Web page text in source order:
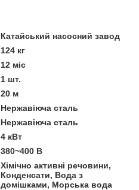
Катайський насосний завод
124 кг
12 міс
1 шт.
20 м
Нержавіюча сталь
Нержавіюча сталь
4 кВт
380~400 В
Хімічно активні речовини,
Конденсати, Вода з
домішками, Морська вода